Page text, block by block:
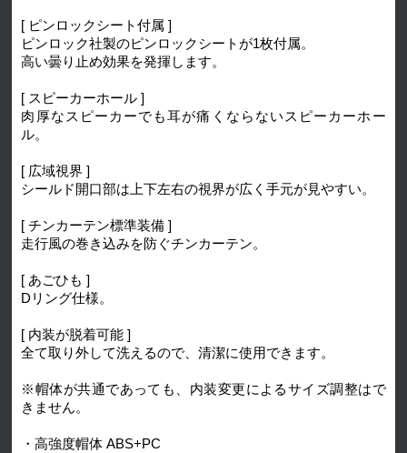
[ ピンロックシート付属 ]
ピンロック社製のピンロックシートが1枚付属。
高い曇り止め効果を発揮します。
[ スピーカーホール ]
肉厚なスピーカーでも耳が痛くならないスピーカーホー
ル。
[ 広域視界 ]
シールド開口部は上下左右の視界が広く手元が見やすい。
[ チンカーテン標準装備 ]
走行風の巻き込みを防ぐチンカーテン。
[ あごひも ]
Dリング仕様。
[ 内装が脱着可能 ]
全て取り外して洗えるので、清潔に使用できます。
※帽体が共通であっても、内装変更によるサイズ調整はで
きません。
・高強度帽体 ABS+PC